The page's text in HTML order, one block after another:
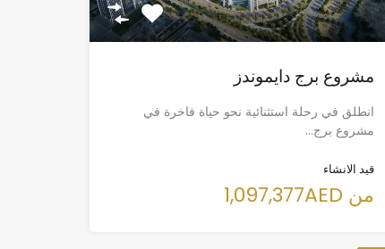
مشروع برج دايموندز
انطلق في رحلة استثنائية نحو حياة فاخرة في
مشروع برج…
قيد الانشاء
من 1,097,377AED